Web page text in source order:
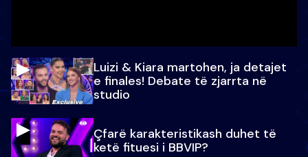
Luizi & Kiara martohen, ja detajet
e finales! Debate të zjarrta në
studio
Çfarë karakteristikash duhet të
ketë fituesi i BBVIP?